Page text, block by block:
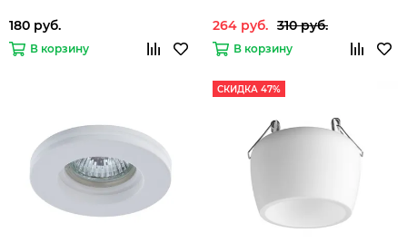
180 руб.
В корзину
264 руб. 310 руб.
В корзину
СКИДКА 47%